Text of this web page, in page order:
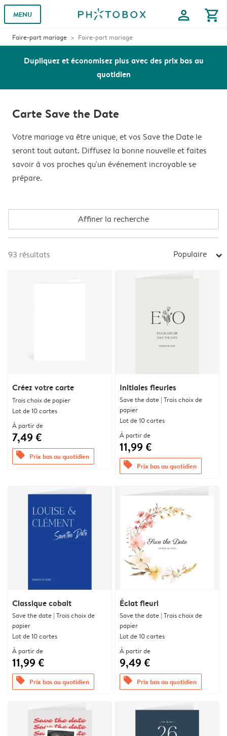
MENU profile shopping_cart
Faire-part mariage Faire-part mariage
Dupliquez et économisez plus avec des prix bas au
quotidien
Carte Save the Date
Votre mariage va être unique, et vos Save the Date le
seront tout autant. Diffusez la bonne nouvelle et faites
savoir à vos proches qu'un événement incroyable se
prépare.
Affiner la recherche
93 résultats Populaire arrow_right
Créez votre carte
Trois choix de papier
Lot de 10 cartes
À partir de
7,49 €
offers Prix bas au quotidien
Initiales fleuries
Save the date | Trois choix de
papier
Lot de 10 cartes
À partir de
11,99 €
offers Prix bas au quotidien
Classique cobalt
Save the date | Trois choix de
papier
Lot de 10 cartes
À partir de
11,99 €
offers Prix bas au quotidien
Éclat fleuri
Save the date | Trois choix de
papier
Lot de 10 cartes
À partir de
9,49 €
offers Prix bas au quotidien